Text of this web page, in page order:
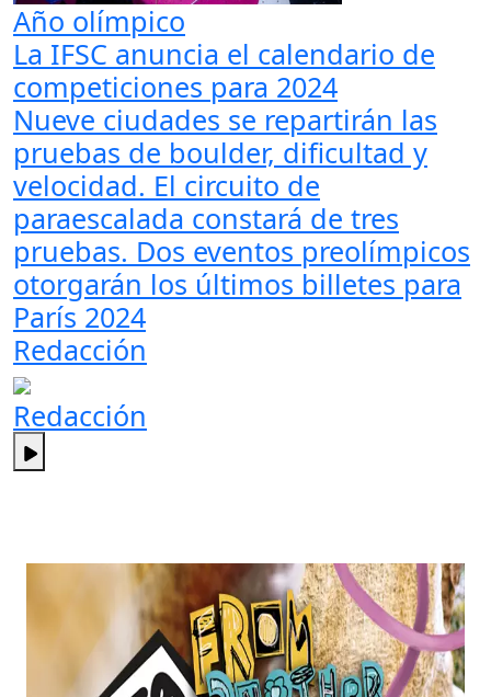
Año olímpico
La IFSC anuncia el calendario de
competiciones para 2024
Nueve ciudades se repartirán las
pruebas de boulder, dificultad y
velocidad. El circuito de
paraescalada constará de tres
pruebas. Dos eventos preolímpicos
otorgarán los últimos billetes para
París 2024
Redacción
Redacción